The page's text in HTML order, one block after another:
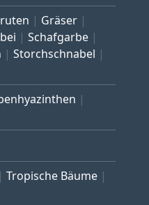
Gräser
Schafgarbe
Storchschnabel
Tropische Bäume